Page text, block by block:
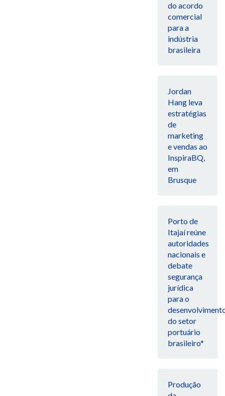
do acordo
comercial
para a
indústria
brasileira
Jordan
Hang leva
estratégias
de
marketing
e vendas ao
InspiraBQ,
em
Brusque
Porto de
Itajaí reúne
autoridades
nacionais e
debate
segurança
jurídica
para o
do setor
portuário
brasileiro*
Produção